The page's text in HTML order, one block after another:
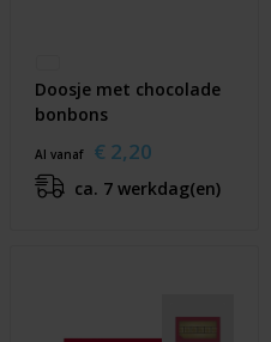
Doosje met chocolade
bonbons
Al vanaf € 2,20
ca. 7 werkdag(en)